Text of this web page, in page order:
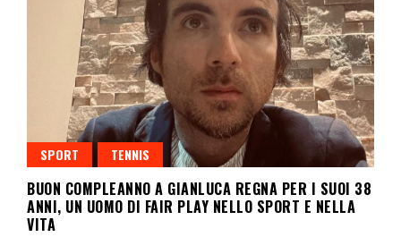
SPORT TENNIS
BUON COMPLEANNO A GIANLUCA REGNA PER I SUOI 38
ANNI, UN UOMO DI FAIR PLAY NELLO SPORT E NELLA
VITA